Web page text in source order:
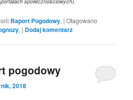
Raport Pogodowy, |Otagowano
, | Dodaj komentarz
pogodowy
2018